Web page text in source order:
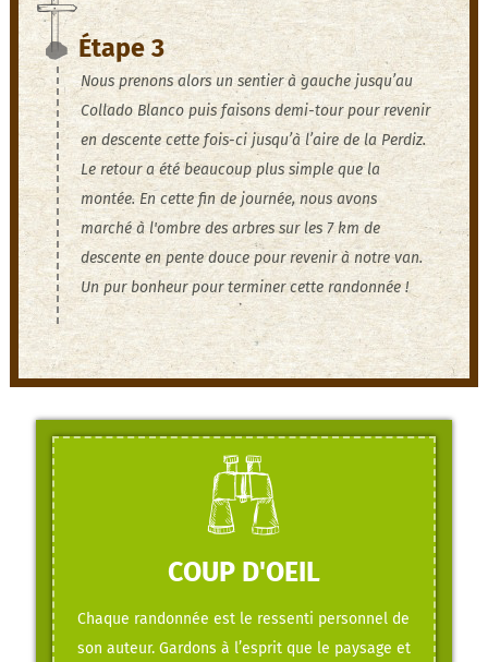
Étape 3
Nous prenons alors un sentier à gauche jusqu’au
Collado Blanco puis faisons demi-tour pour revenir
en descente cette fois-ci jusqu’à l’aire de la Perdiz.
Le retour a été beaucoup plus simple que la
montée. En cette fin de journée, nous avons
marché à l'ombre des arbres sur les 7 km de
descente en pente douce pour revenir à notre van.
Un pur bonheur pour terminer cette randonnée !
COUP D'OEIL
Chaque randonnée est le ressenti personnel de
son auteur. Gardons à l’esprit que le paysage et